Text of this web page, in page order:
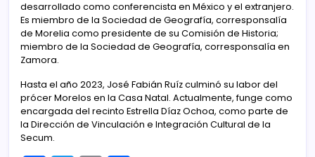
desarrollado como conferencista en México y el extranjero.
Es miembro de la Sociedad de Geografía, corresponsalía
de Morelia como presidente de su Comisión de Historia;
miembro de la Sociedad de Geografía, corresponsalía en
Zamora.
Hasta el año 2023, José Fabián Ruíz culminó su labor del
prócer Morelos en la Casa Natal. Actualmente, funge como
encargada del recinto Estrella Díaz Ochoa, como parte de
la Dirección de Vinculación e Integración Cultural de la
Secum.